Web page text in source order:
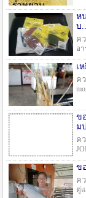
ห
บ
ค
อ
เ
ค
ข
ม
ค
ข
ค
ตู่